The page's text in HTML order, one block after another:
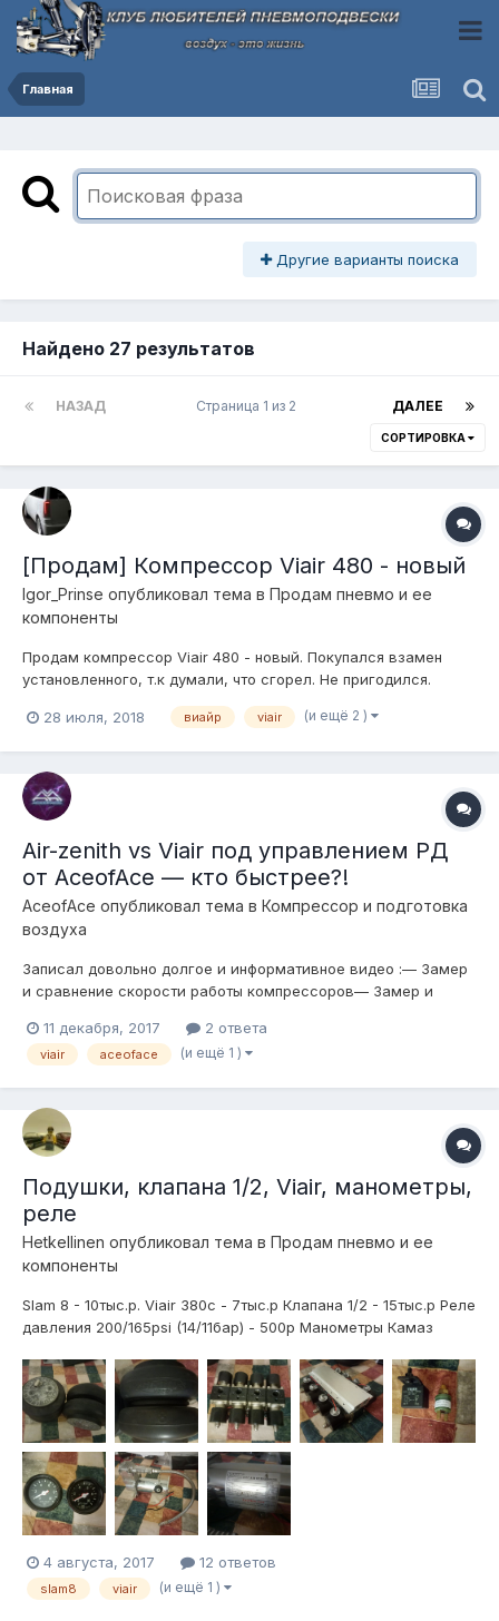
Главная
Другие варианты поиска
Найдено 27 результатов
НАЗАД ДАЛЕЕ
Страница 1 из 2
СОРТИРОВКА
[Продам] Компрессор Viair 480 - новый
Igor_Prinse опубликовал тема в Продам пневмо и ее
компоненты
Продам компрессор Viair 480 - новый. Покупался взамен
установленного, т.к думали, что сгорел. Не пригодился.
28 июля, 2018
виайр viair (и ещё 2 )
Air-zenith vs Viair под управлением РД
от AceofAce — кто быстрее?!
AceofAce опубликовал тема в Компресcор и подготовка
воздуха
Записал довольно долгое и информативное видео :— Замер
и сравнение скорости работы компрессоров— Замер и
РД от AceofAce— Сравнение толщины проводов — какими
подключать— Замер потери на проводе от акб до
11 декабря, 2017 2 ответа
viair aceoface (и ещё 1 )
Подушки, клапана 1/2, Viair, манометры,
реле
Hetkellinen опубликовал тема в Продам пневмо и ее
компоненты
Slam 8 - 10тыс.р. Viair 380c - 7тыс.р Клапана 1/2 - 15тыс.р Реле
давления 200/165psi (14/11бар) - 500р Манометры Камаз
4 августа, 2017 12 ответов
slam8 viair (и ещё 1 )